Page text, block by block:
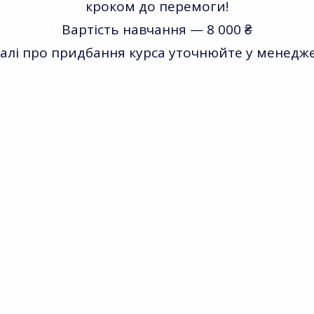
кроком до перемоги!
Вартість навчання — 8 000 ₴
про придбання курса уточнюйте у